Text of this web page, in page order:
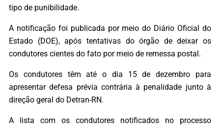
tipo de punibilidade.
A notificação foi publicada por meio do Diário Oficial do
Estado (DOE), após tentativas do órgão de deixar os
condutores cientes do fato por meio de remessa postal.
Os condutores têm até o dia 15 de dezembro para
apresentar defesa prévia contrária à penalidade junto à
direção geral do Detran-RN.
A lista com os condutores notificados no processo